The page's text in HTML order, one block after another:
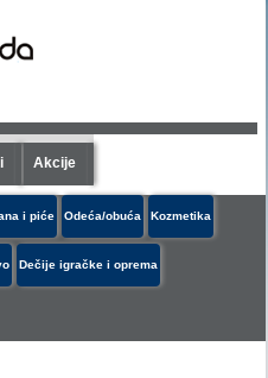
Akcije
i piće Odeća/obuća Kozmetika
Dečije igračke i oprema